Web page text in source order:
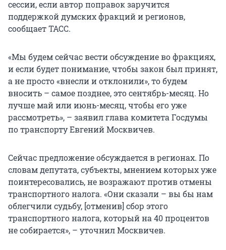
сессии, если автор поправок заручится
поддержкой думских фракций и регионов,
сообщает ТАСС.
«Мы будем сейчас вести обсуждение во фракциях,
и если будет понимание, чтобы закон был принят,
а не просто «внесли и отклонили», то будем
вносить – самое позднее, это сентябрь-месяц. Но
лучше май или июнь-месяц, чтобы его уже
рассмотреть», – заявил глава комитета Госдумы
по транспорту Евгений Москвичев.
Сейчас предложение обсуждается в регионах. По
словам депутата, субъекты, мнением которых уже
поинтересовались, не возражают против отмены
транспортного налога. «Они сказали – вы бы нам
облегчили судьбу, [отменив] сбор этого
транспортного налога, который на 40 процентов
не собирается», – уточнил Москвичев.